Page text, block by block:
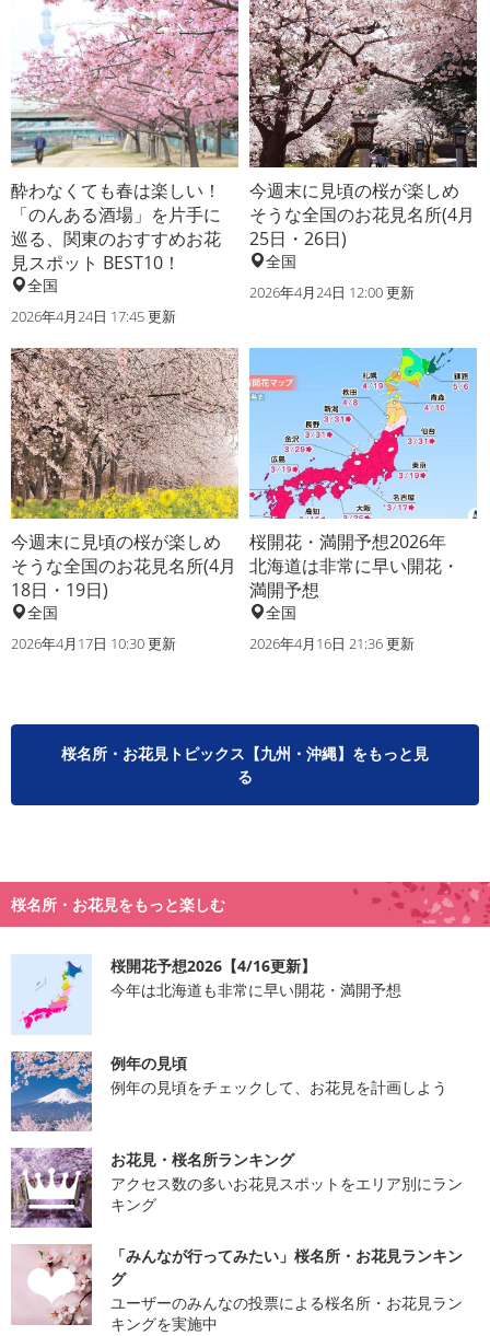
酔わなくても春は楽しい！
「のんある酒場」を片手に
巡る、関東のおすすめお花
見スポット BEST10！
全国
2026年4月24日 17:45 更新
今週末に見頃の桜が楽しめ
そうな全国のお花見名所(4月
25日・26日)
全国
2026年4月24日 12:00 更新
今週末に見頃の桜が楽しめ
そうな全国のお花見名所(4月
18日・19日)
全国
2026年4月17日 10:30 更新
桜開花・満開予想2026年
北海道は非常に早い開花・
満開予想
全国
2026年4月16日 21:36 更新
桜名所・お花見トピックス【九州・沖縄】をもっと見
る
桜名所・お花見をもっと楽しむ
桜開花予想2026【4/16更新】
今年は北海道も非常に早い開花・満開予想
例年の見頃
例年の見頃をチェックして、お花見を計画しよう
お花見・桜名所ランキング
アクセス数の多いお花見スポットをエリア別にラン
キング
「みんなが行ってみたい」桜名所・お花見ランキン
グ
ユーザーのみんなの投票による桜名所・お花見ラン
キングを実施中